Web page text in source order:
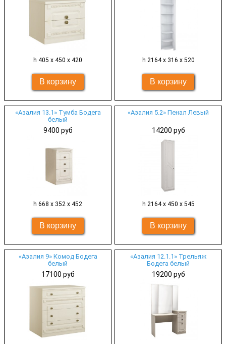
h 405 х 450 х 420 h 2164 х 316 х 520
«Азалия 13.1» Тумба Бодега
белый
9400 руб
h 668 х 352 х 452
«Азалия 5.2» Пенал Левый
14200 руб
h 2164 х 450 х 545
«Азалия 9» Комод Бодега
белый
17100 руб
«Азалия 12.1.1» Трельяж
Бодега белый
19200 руб